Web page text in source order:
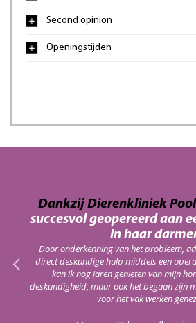
Second opinion
Openingstijden
Dankzij Dierenkliniek
succesvol geopereerd aan
in haar
Door onderkenning van het probleem,
direct deskundige hulp middels een
kan ik nog jaren genieten van mijn
deskundigheid, maar ook het begaan zijn
voor het vak werken